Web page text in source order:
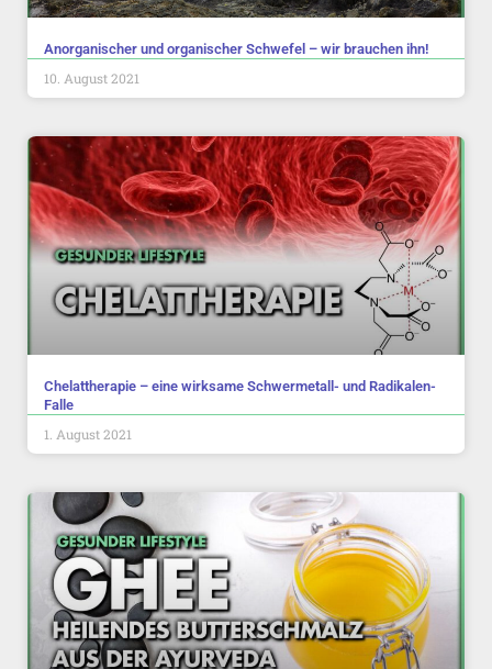
Anorganischer und organischer Schwefel – wir brauchen ihn!
10. August 2021
Chelattherapie – eine wirksame Schwermetall- und Radikalen-
Falle
1. August 2021